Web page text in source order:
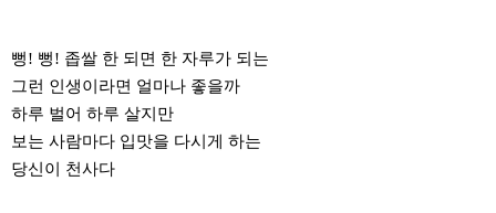
뻥! 뻥! 좁쌀 한 되면 한 자루가 되는
그런 인생이라면 얼마나 좋을까
하루 벌어 하루 살지만
보는 사람마다 입맛을 다시게 하는
당신이 천사다